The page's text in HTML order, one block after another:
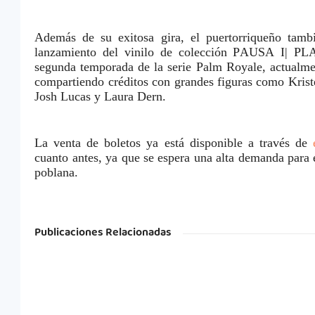
Además de su exitosa gira, el puertorriqueño
lanzamiento del vinilo de colección PAUSA I|
segunda temporada de la serie Palm Royale,
compartiendo créditos con grandes figuras como
Josh Lucas y Laura Dern.
La venta de boletos ya está disponible a través de
cuanto antes, ya que se espera una alta demanda
poblana.
Publicaciones Relacionadas